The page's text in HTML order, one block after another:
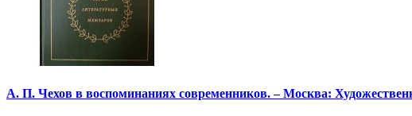
А. П. Чехов в воспоминаниях современников. – Москва: